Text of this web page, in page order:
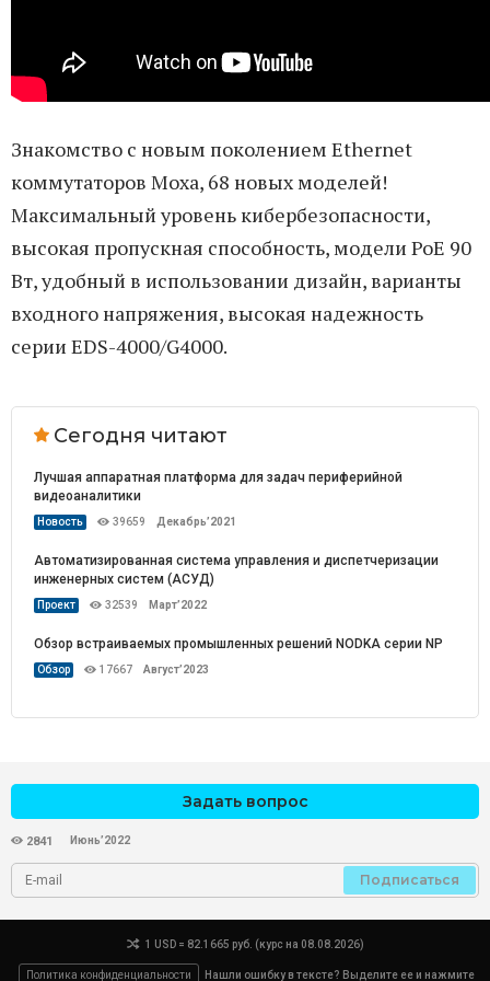
Знакомство с новым поколением Ethernet
коммутаторов Moxa, 68 новых моделей!
Максимальный уровень кибербезопасности,
высокая пропускная способность, модели PoE 90
Вт, удобный в использовании дизайн, варианты
входного напряжения, высокая надежность
серии EDS-4000/G4000.
Сегодня читают
Лучшая аппаратная платформа для задач периферийной
видеоаналитики
Новость 39659 Декабрь’2021
Автоматизированная система управления и диспетчеризации
инженерных систем (АСУД)
Проект 32539 Март’2022
Обзор встраиваемых промышленных решений NODKA серии NP
Обзор 17667 Август’2023
Задать вопрос
2841 Июнь’2022
Подписаться
1 USD = 82.1665 руб. (курс на 08.08.2026)
Политика конфиденциальности Нашли ошибку в тексте? Выделите ее и нажмите